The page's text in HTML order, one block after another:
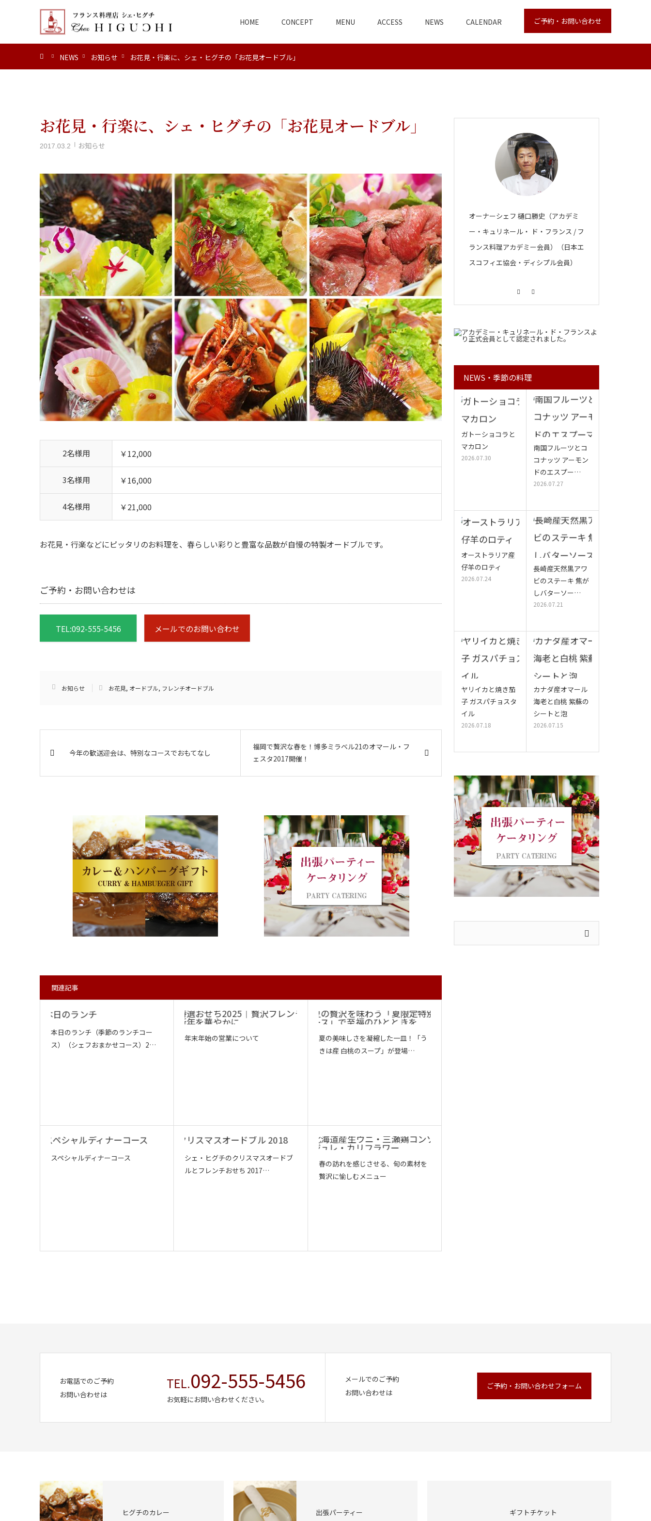
ご予約・お問い合わせ
HOME CONCEPT MENU ACCESS NEWS CALENDAR
NEWS お知らせ お花見・行楽に、シェ・ヒグチの「お花見オードブル」
お花見・行楽に、シェ・ヒグチの「お花見オードブル」
2017.03.2 お知らせ
2名様用 ￥12,000
3名様用 ￥16,000
4名様用 ￥21,000
お花見・行楽などにピッタリのお料理を、春らしい彩りと豊富な品数が自慢の特製オードブルです。
ご予約・お問い合わせは
TEL:092-555-5456 メールでのお問い合わせ
お知らせ お花見, オードブル, フレンチオードブル
今年の歓送迎会は、特別なコースでおもてなし
福岡で贅沢な春を！博多ミラベル21のオマール・フ
ェスタ2017開催！
関連記事
本日のランチ（季節のランチコー
ス）（シェフおまかせコース）2…
年末年始の営業について
夏の美味しさを凝縮した一皿！「う
きは産 白桃のスープ」が登場…
スペシャルディナーコース
シェ・ヒグチのクリスマスオードブ
ルとフレンチおせち 2017…
春の訪れを感じさせる、旬の素材を
贅沢に愉しむメニュー
オーナーシェフ 樋口勝史（アカデミ
ー・キュリネール・ ド・フランス / フ
ランス料理アカデミー会員）（日本エ
スコフィエ協会・ディシプル会員）
NEWS・季節の料理
ガトーショコラと
マカロン
2026.07.30
南国フルーツとコ
コナッツ アーモン
ドのエスプー…
2026.07.27
オーストラリア産
仔羊のロティ
2026.07.24
長崎産天然黒アワ
ビのステーキ 焦が
しバターソー…
2026.07.21
ヤリイカと焼き茄
子 ガスパチョスタ
イル
2026.07.18
カナダ産オマール
海老と白桃 紫蘇の
シートと泡
2026.07.15
お電話でのご予約
お問い合わせは
TEL.092-555-5456
お気軽にお問い合わせください。
メールでのご予約
お問い合わせは
ご予約・お問い合わせフォーム
ヒグチのカレー 出張パーティー ギフトチケット